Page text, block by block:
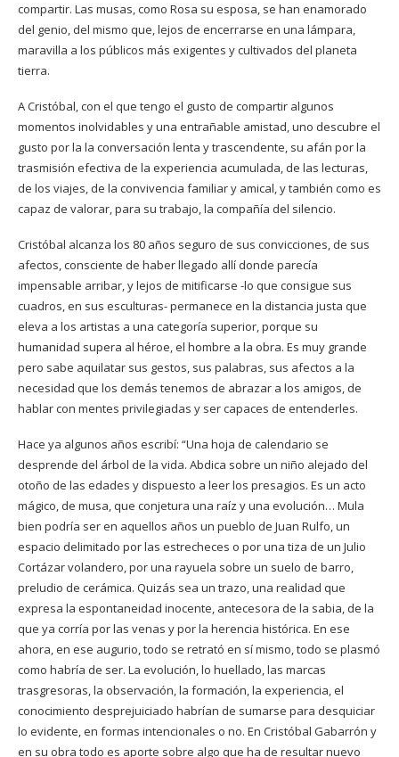
compartir. Las musas, como Rosa su esposa, se han enamorado
del genio, del mismo que, lejos de encerrarse en una lámpara,
maravilla a los públicos más exigentes y cultivados del planeta
tierra.
A Cristóbal, con el que tengo el gusto de compartir algunos
momentos inolvidables y una entrañable amistad, uno descubre el
gusto por la la conversación lenta y trascendente, su afán por la
trasmisión efectiva de la experiencia acumulada, de las lecturas,
de los viajes, de la convivencia familiar y amical, y también como es
capaz de valorar, para su trabajo, la compañía del silencio.
Cristóbal alcanza los 80 años seguro de sus convicciones, de sus
afectos, consciente de haber llegado allí donde parecía
impensable arribar, y lejos de mitificarse -lo que consigue sus
cuadros, en sus esculturas- permanece en la distancia justa que
eleva a los artistas a una categoría superior, porque su
humanidad supera al héroe, el hombre a la obra. Es muy grande
pero sabe aquilatar sus gestos, sus palabras, sus afectos a la
necesidad que los demás tenemos de abrazar a los amigos, de
hablar con mentes privilegiadas y ser capaces de entenderles.
Hace ya algunos años escribí: “Una hoja de calendario se
desprende del árbol de la vida. Abdica sobre un niño alejado del
otoño de las edades y dispuesto a leer los presagios. Es un acto
mágico, de musa, que conjetura una raíz y una evolución… Mula
bien podría ser en aquellos años un pueblo de Juan Rulfo, un
espacio delimitado por las estrecheces o por una tiza de un Julio
Cortázar volandero, por una rayuela sobre un suelo de barro,
preludio de cerámica. Quizás sea un trazo, una realidad que
expresa la espontaneidad inocente, antecesora de la sabia, de la
que ya corría por las venas y por la herencia histórica. En ese
ahora, en ese augurio, todo se retrató en sí mismo, todo se plasmó
como habría de ser. La evolución, lo huellado, las marcas
trasgresoras, la observación, la formación, la experiencia, el
conocimiento desprejuiciado habrían de sumarse para desquiciar
lo evidente, en formas intencionales o no. En Cristóbal Gabarrón y
en su obra todo es aporte sobre algo que ha de resultar nuevo